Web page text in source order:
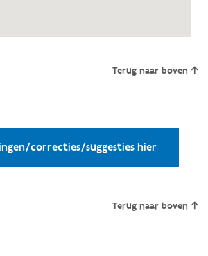
Terug naar boven
correcties/suggesties hier
Terug naar boven